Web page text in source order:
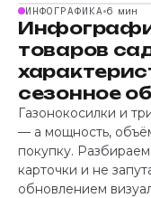
ИНФОГРАФИКА 6 мин
товаров
сезонное
Газонокосилки и
— а мощность,
покупку.
карточки и не
обновлением